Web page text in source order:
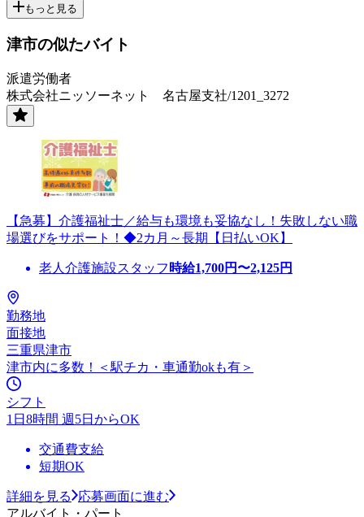
もっと見る
津市の似たバイト
派遣労働者
株式会社ニッソーネット 名古屋支社/1201_3272
【急募】介護福祉士／給与も環境も妥協なし！失敗しない職
場選びをサポート！◆2カ月～長期【日払いOK】
老人介護施設スタッフ 時給1,700円〜2,125円
勤務地
面接地
三重県津市
津市内に多数！＜駅チカ・車通勤okも有＞
シフト
1日8時間 週5日からOK
交通費支給
短期OK
詳細を見る
応募画面に進む
アルバイト・パート